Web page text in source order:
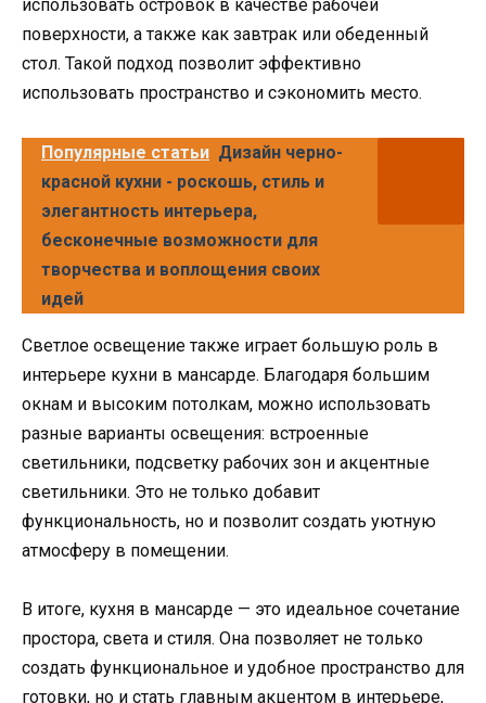
использовать островок в качестве рабочей
поверхности, а также как завтрак или обеденный
стол. Такой подход позволит эффективно
использовать пространство и сэкономить место.
Популярные статьи Дизайн черно-
красной кухни - роскошь, стиль и
элегантность интерьера,
бесконечные возможности для
творчества и воплощения своих
идей
Светлое освещение также играет большую роль в
интерьере кухни в мансарде. Благодаря большим
окнам и высоким потолкам, можно использовать
разные варианты освещения: встроенные
светильники, подсветку рабочих зон и акцентные
светильники. Это не только добавит
функциональность, но и позволит создать уютную
атмосферу в помещении.
В итоге, кухня в мансарде — это идеальное сочетание
простора, света и стиля. Она позволяет не только
создать функциональное и удобное пространство для
готовки, но и стать главным акцентом в интерьере,